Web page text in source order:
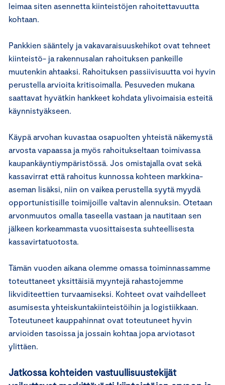
leimaa siten asennetta kiinteistöjen rahoitettavuutta
kohtaan.
Pankkien sääntely ja vakavaraisuuskehikot ovat tehneet
kiinteistö- ja rakennusalan rahoituksen pankeille
muutenkin ahtaaksi. Rahoituksen passiivisuutta voi hyvin
perustella arvioita kritisoimalla. Pesuveden mukana
saattavat hyvätkin hankkeet kohdata ylivoimaisia esteitä
käynnistyäkseen.
Käypä arvohan kuvastaa osapuolten yhteistä näkemystä
arvosta vapaassa ja myös rahoitukseltaan toimivassa
kaupankäyntiympäristössä. Jos omistajalla ovat sekä
kassavirrat että rahoitus kunnossa kohteen markkina-
aseman lisäksi, niin on vaikea perustella syytä myydä
opportunistisille toimijoille valtavin alennuksin. Otetaan
arvonmuutos omalla taseella vastaan ja nautitaan sen
jälkeen korkeammasta vuosittaisesta suhteellisesta
kassavirtatuotosta.
Tämän vuoden aikana olemme omassa toiminnassamme
toteuttaneet yksittäisiä myyntejä rahastojemme
likviditeettien turvaamiseksi. Kohteet ovat vaihdelleet
asumisesta yhteiskuntakiinteistöihin ja logistiikkaan.
Toteutuneet kauppahinnat ovat toteutuneet hyvin
arvioiden tasoissa ja jossain kohtaa jopa arviotasot
ylittäen.
Jatkossa kohteiden vastuullisuustekijät